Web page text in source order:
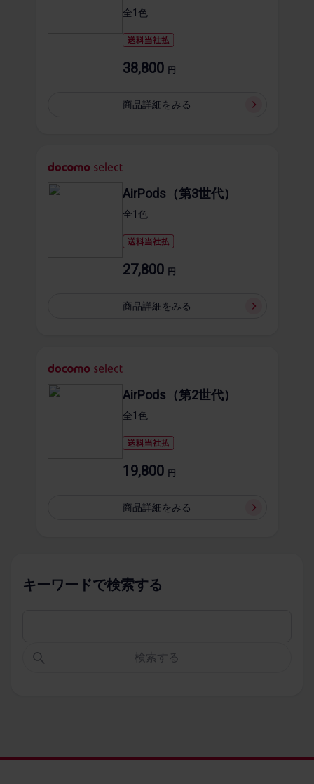
全1​色
38,800 円
商品詳細を​みる
AirPods（第3世代）
全1​色
27,800 円
商品詳細を​みる
AirPods（第2世代）
全1​色
19,800 円
商品詳細を​みる
キーワードで​検索する
検索する